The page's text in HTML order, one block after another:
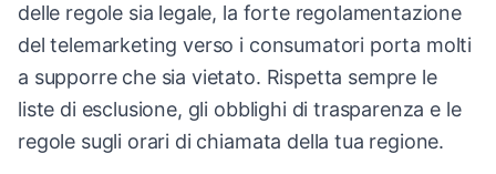
delle regole sia legale, la forte regolamentazione
del telemarketing verso i consumatori porta molti
a supporre che sia vietato. Rispetta sempre le
liste di esclusione, gli obblighi di trasparenza e le
regole sugli orari di chiamata della tua regione.